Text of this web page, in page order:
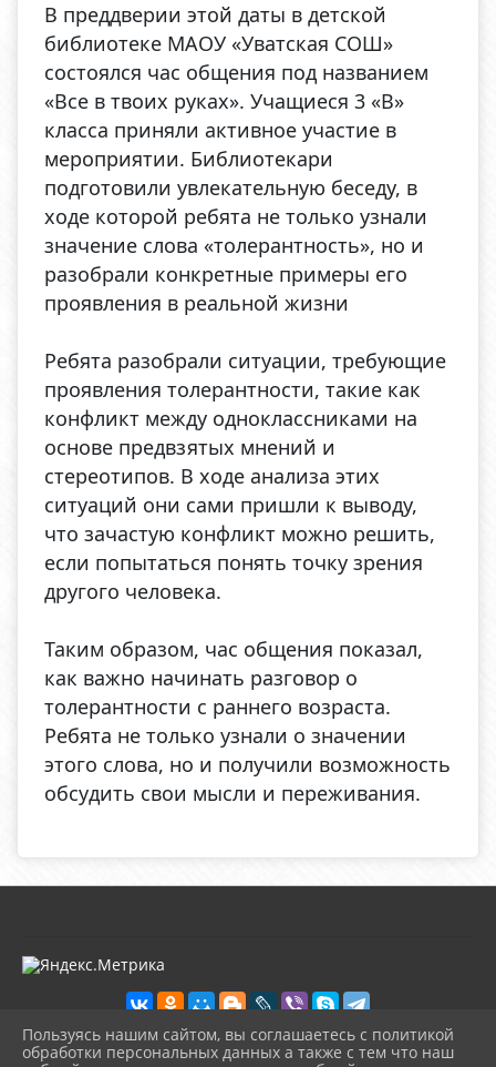
В преддверии этой даты в детской
библиотеке МАОУ «Уватская СОШ»
состоялся час общения под названием
«Все в твоих руках». Учащиеся 3 «В»
класса приняли активное участие в
мероприятии. Библиотекари
подготовили увлекательную беседу, в
ходе которой ребята не только узнали
значение слова «толерантность», но и
разобрали конкретные примеры его
проявления в реальной жизни
Ребята разобрали ситуации, требующие
проявления толерантности, такие как
конфликт между одноклассниками на
основе предвзятых мнений и
стереотипов. В ходе анализа этих
ситуаций они сами пришли к выводу,
что зачастую конфликт можно решить,
если попытаться понять точку зрения
другого человека.
Таким образом, час общения показал,
как важно начинать разговор о
толерантности с раннего возраста.
Ребята не только узнали о значении
этого слова, но и получили возможность
обсудить свои мысли и переживания.
Пользуясь нашим сайтом, вы соглашаетесь с политикой
обработки персональных данных а также с тем что наш